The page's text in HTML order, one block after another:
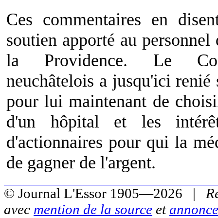
Ces commentaires en
soutien apporté au
la Providence. Le
neuchâtelois a jusqu'ici renié
pour lui maintenant de
d'un hôpital et les
d'actionnaires pour qui la
de gagner de l'argent.
© Journal L'Essor 1905—2026 |
avec mention de la source et